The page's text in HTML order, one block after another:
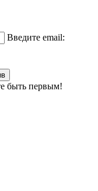
Введите email:
быть первым!